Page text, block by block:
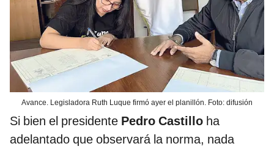
Avance. Legisladora Ruth Luque firmó ayer el planillón. Foto: difusión
Si bien el presidente Pedro Castillo ha
adelantado que observará la norma, nada